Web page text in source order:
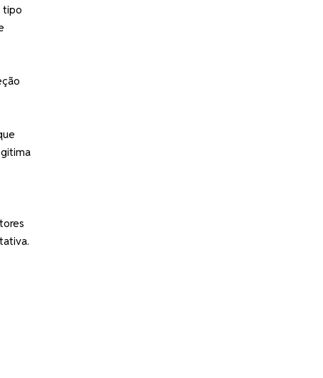
tipo